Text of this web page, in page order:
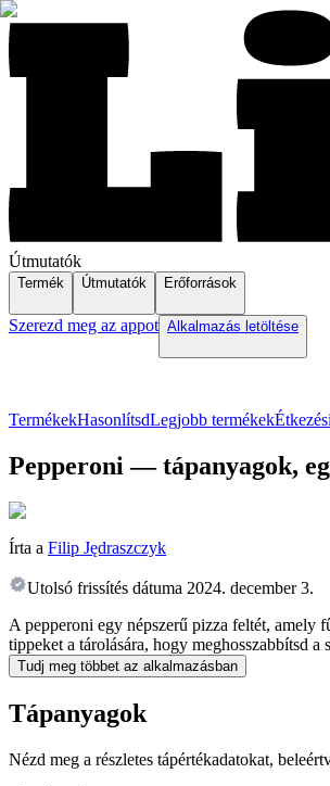
Útmutatók
Termék Útmutatók Erőforrások
Szerezd meg az appot Alkalmazás letöltése
TermékekHasonlítsdLegjobb termékek
Pepperoni — tápanyagok,
Írta a Filip Jędraszczyk
Utolsó frissítés dátuma 2024. december 3.
A pepperoni egy népszerű pizza feltét, amely
tippeket a tárolására, hogy meghosszabbítsd
Tudj meg többet az alkalmazásban
Tápanyagok
Nézd meg a részletes tápértékadatokat,